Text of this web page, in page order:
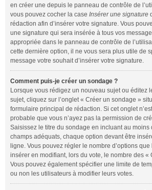
en créer une depuis le panneau de contrôle de
vous pouvez cocher la case Insérer une signature
rédaction afin d’insérer votre signature. Vous
une signature qui sera insérée à tous vos
appropriée dans le panneau de contrôle de
cette dernière option, il ne vous sera plus utile de
message votre souhait d’insérer votre signature.
Comment puis-je créer un sondage ?
Lorsque vous rédigez un nouveau sujet ou éditez
sujet, cliquez sur l’onglet « Créer un sondage »
formulaire principal de rédaction. Si cet onglet
probable que vous n’ayez pas la permission de
Saisissez le titre du sondage en incluant au moins
champs adéquats, chaque option devant être
ligne. Vous pouvez régler le nombre d’options
insérer en modifiant, lors du vote, le nombre des «
Vous pouvez également spécifier une limite de
ou non les utilisateurs à modifier leurs votes.